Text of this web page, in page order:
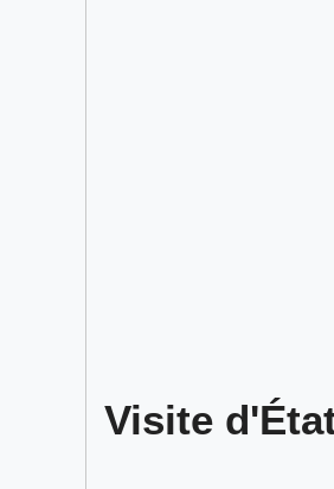
Visite